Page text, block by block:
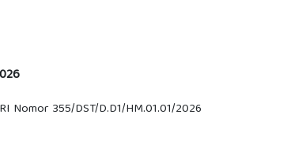
Nomor 355/DST/D.D1/HM.01.01/2026